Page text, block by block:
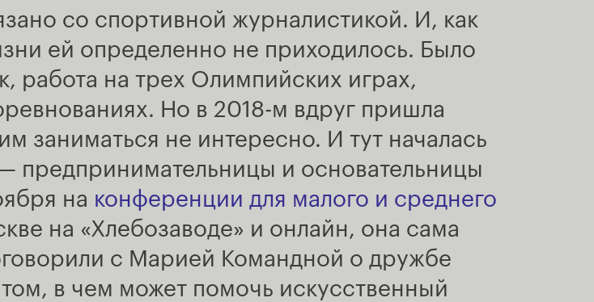
со спортивной журналистикой. И, как
ей определенно не приходилось. Было
работа на трех Олимпийских играх,
Но в 2018-м вдруг пришла
заниматься не интересно. И тут началась
предпринимательницы и основательницы
на конференции для малого и среднего
на «Хлебозаводе» и онлайн, она сама
с Марией Командной о дружбе
в чем может помочь искусственный